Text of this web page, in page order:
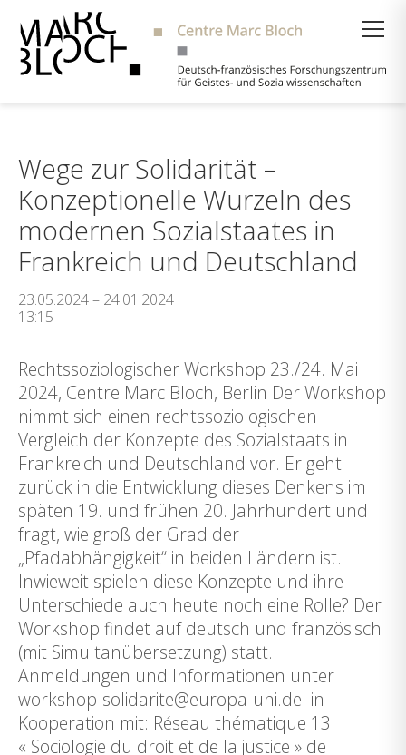
Wege zur Solidarität –
Konzeptionelle Wurzeln des
modernen Sozialstaates in
Frankreich und Deutschland
23.05.2024 – 24.01.2024
13:15
Rechtssoziologischer Workshop 23./24. Mai
2024, Centre Marc Bloch, Berlin Der Workshop
nimmt sich einen rechtssoziologischen
Vergleich der Konzepte des Sozialstaats in
Frankreich und Deutschland vor. Er geht
zurück in die Entwicklung dieses Denkens im
späten 19. und frühen 20. Jahrhundert und
fragt, wie groß der Grad der
„Pfadabhängigkeit“ in beiden Ländern ist.
Inwieweit spielen diese Konzepte und ihre
Unterschiede auch heute noch eine Rolle? Der
Workshop findet auf deutsch und französisch
(mit Simultanübersetzung) statt.
Anmeldungen und Informationen unter
workshop-solidarite@europa-uni.de. in
Kooperation mit: Réseau thématique 13
« Sociologie du droit et de la justice » de